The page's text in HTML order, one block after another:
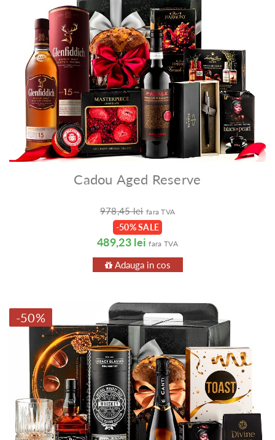
Cadou Aged Reserve
978,45 lei fara TVA
-50% SALE
489,23 lei fara TVA
Adauga in cos
-50%